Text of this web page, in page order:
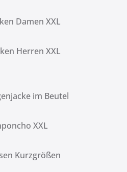
Damen XXL
Herren XXL
im Beutel
XXL
Kurzgrößen